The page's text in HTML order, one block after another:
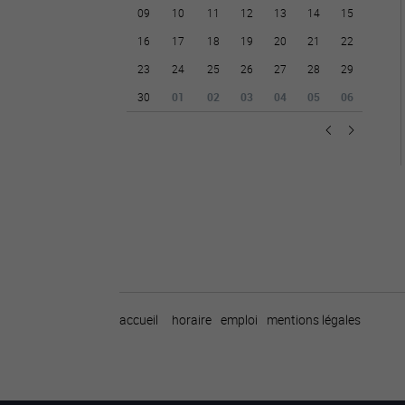
09
10 11 12 13 14
15
16
17 18 19 20 21
22
23
24 25 26 27 28
29
30
01 02 03 04 05 06
accueil horaire emploi mentions légales